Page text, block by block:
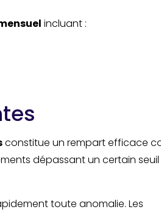
incluant :
constitue un rempart efficace
dépassant un certain
toute anomalie. Les